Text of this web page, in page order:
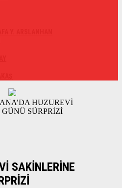
HUZUREVİ
SÜRPRİZİ
SAKİNLERİNE